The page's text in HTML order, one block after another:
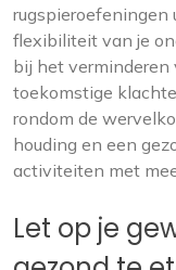
rugspieroefeningen
flexibiliteit van je
bij het
toekomstige
rondom de
houding en een
activiteiten met
Let op je